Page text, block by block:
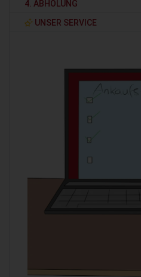
4. ABHOLUNG
UNSER SERVICE